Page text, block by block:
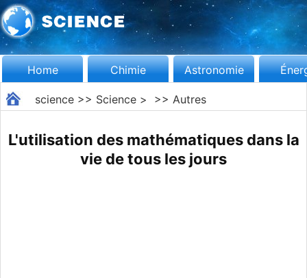
Home Chimie Astronomie
science>> Science> >> Autres
L'utilisation des mathématiques dans la
vie de tous les jours